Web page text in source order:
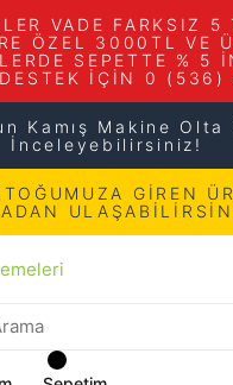
VADE FARKSIZ 5
ÖZEL 3000TL VE
SEPETTE % 5
DESTEK İÇİN 0
Kamış Makine
İnceleyebilirsiniz!
GİREN